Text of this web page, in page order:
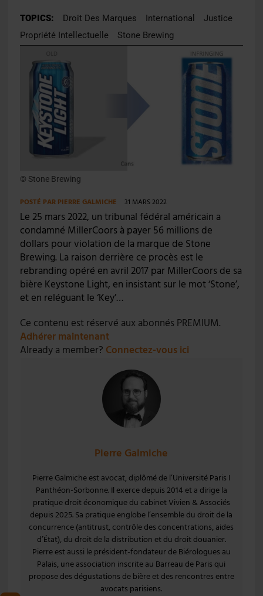
TOPICS: Droit Des Marques International
Justice
Propriété Intellectuelle
Stone Brewing
© Stone Brewing
POSTÉ PAR PIERRE GALMICHE 31 MARS 2022
Le 25 mars 2022, un tribunal fédéral américain a
condamné MillerCoors à payer 56 millions de
dollars pour violation de la marque de Stone
Brewing. La raison derrière ce procès est le
rebranding opéré en avril 2017 par MillerCoors de sa
bière Keystone Light, en insistant sur le mot ‘Stone’,
et en reléguant le ‘Key’…
Ce contenu est réservé aux abonnés PREMIUM.
Adhérer maintenant
Already a member? Connectez-vous ici
Pierre Galmiche
Pierre Galmiche est avocat, diplômé de l’Université Paris I
Panthéon-Sorbonne. Il exerce depuis 2014 et a dirige la
pratique droit économique du cabinet Vivien & Associés
depuis 2025. Sa pratique englobe l’ensemble du droit de la
concurrence (antitrust, contrôle des concentrations, aides
d’État), du droit de la distribution et du droit douanier.
Pierre est aussi le président-fondateur de Biérologues au
Palais, une association inscrite au Barreau de Paris qui
propose des dégustations de bière et des rencontres entre
avocats parisiens.